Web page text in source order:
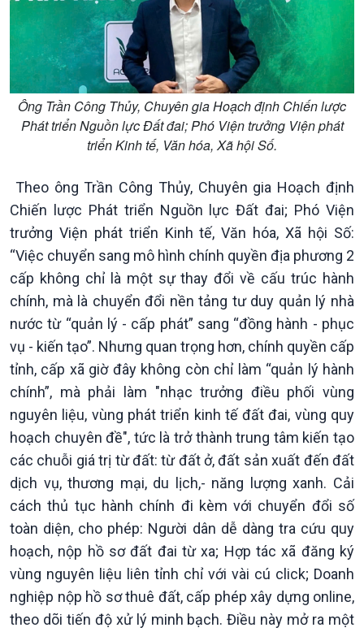
Văn hoá & Du lịch
Tin Văn hoá & Du lịch
Chát với người nổi tiếng
Multimedia
Ảnh
Video
E-Magazine
Podcast
Góc nhìn VOV1
Bình luận
10 phút Sự kiện - Luận bàn
Ông Trần Công Thủy, Chuyên gia Hoạch định Chiến lược
Phát triển Nguồn lực Đất đai; Phó Viện trưởng Viện phát
triển Kinh tế, Văn hóa, Xã hội Số.
Theo ông Trần Công Thủy, Chuyên gia Hoạch định
Chiến lược Phát triển Nguồn lực Đất đai; Phó Viện
trưởng Viện phát triển Kinh tế, Văn hóa, Xã hội Số:
“Việc chuyển sang mô hình chính quyền địa phương 2
cấp không chỉ là một sự thay đổi về cấu trúc hành
chính, mà là chuyển đổi nền tảng tư duy quản lý nhà
nước từ “quản lý - cấp phát” sang “đồng hành - phục
vụ - kiến tạo”. Nhưng quan trọng hơn, chính quyền cấp
tỉnh, cấp xã giờ đây không còn chỉ làm “quản lý hành
chính”, mà phải làm "nhạc trưởng điều phối vùng
nguyên liệu, vùng phát triển kinh tế đất đai, vùng quy
hoạch chuyên đề", tức là trở thành trung tâm kiến tạo
các chuỗi giá trị từ đất: từ đất ở, đất sản xuất đến đất
dịch vụ, thương mại, du lịch,- năng lượng xanh. Cải
cách thủ tục hành chính đi kèm với chuyển đổi số
toàn diện, cho phép: Người dân dễ dàng tra cứu quy
hoạch, nộp hồ sơ đất đai từ xa; Hợp tác xã đăng ký
vùng nguyên liệu liên tỉnh chỉ với vài cú click; Doanh
nghiệp nộp hồ sơ thuê đất, cấp phép xây dựng online,
theo dõi tiến độ xử lý minh bạch. Điều này mở ra một